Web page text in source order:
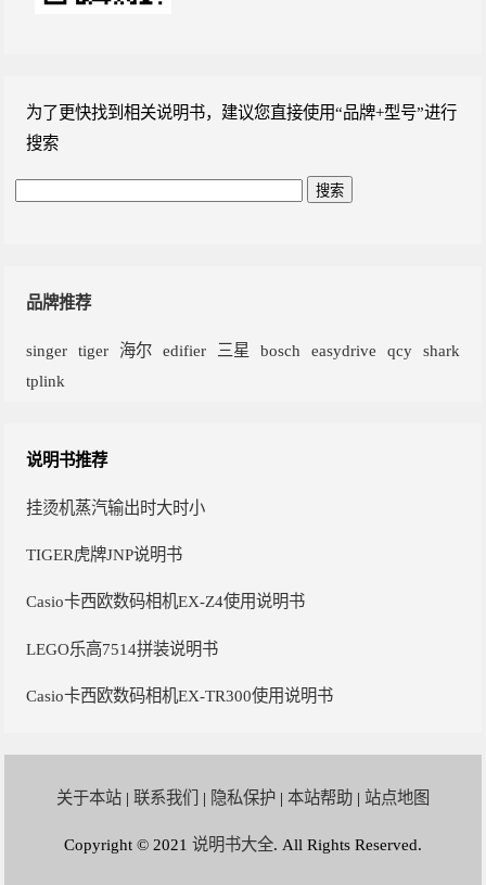
为了更快找到相关说明书，建议您直接使用“品牌+型号”进行
搜索
品牌推荐
singer tiger 海尔 edifier 三星 bosch easydrive qcy
shark
tplink
说明书推荐
挂烫机蒸汽输出时大时小
TIGER虎牌JNP说明书
Casio卡西欧数码相机EX-Z4使用说明书
LEGO乐高7514拼装说明书
Casio卡西欧数码相机EX-TR300使用说明书
关于本站 | 联系我们 | 隐私保护 | 本站帮助 | 站点地图
Copyright © 2021 说明书大全. All Rights Reserved.